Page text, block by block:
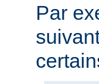
Par